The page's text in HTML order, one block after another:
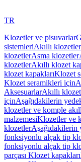
TR
Klozetler ve pisuvarlar
sistemleriAkıllı klozetler
klozetlerAsma klozetler
klozetlerAkıllı klozet
klozet kapaklarıKlozet
Klozet seramikleri için
AksesuarlarAkıllı
içinAşağıdakilerin
klozetler ve komple
malzemesiKlozetler ve
klozetlerAşağıdakilerin
fonksiyonlu alçak tip
fonksiyonlu alçak tip
parçası Klozet kapakları